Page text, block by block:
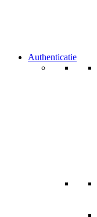
Authenticatie